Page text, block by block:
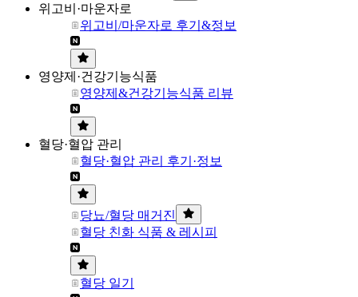
위고비·마운자로
위고비/마운자로 후기&정보
영양제·건강기능식품
영양제&건강기능식품 리뷰
혈당·혈압 관리
혈당·혈압 관리 후기·정보
당뇨/혈당 매거진
혈당 친화 식품 & 레시피
혈당 일기